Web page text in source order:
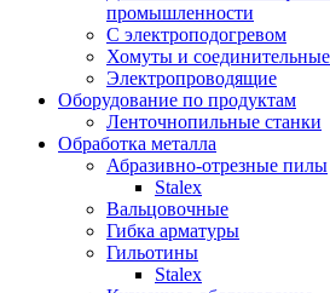
промышленности
С электроподогревом
Хомуты и
Электропроводящие
Оборудование по продуктам
Ленточнопильные станки
Обработка металла
Абразивно-отрезные пилы
Stalex
Вальцовочные
Гибка арматуры
Гильотины
Stalex